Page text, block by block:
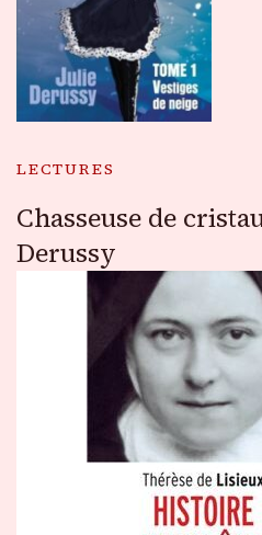
LECTURES
Chasseuse de
Derussy